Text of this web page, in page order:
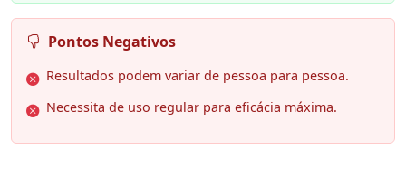
Pontos Negativos
Resultados podem variar de pessoa para pessoa.
Necessita de uso regular para eficácia máxima.